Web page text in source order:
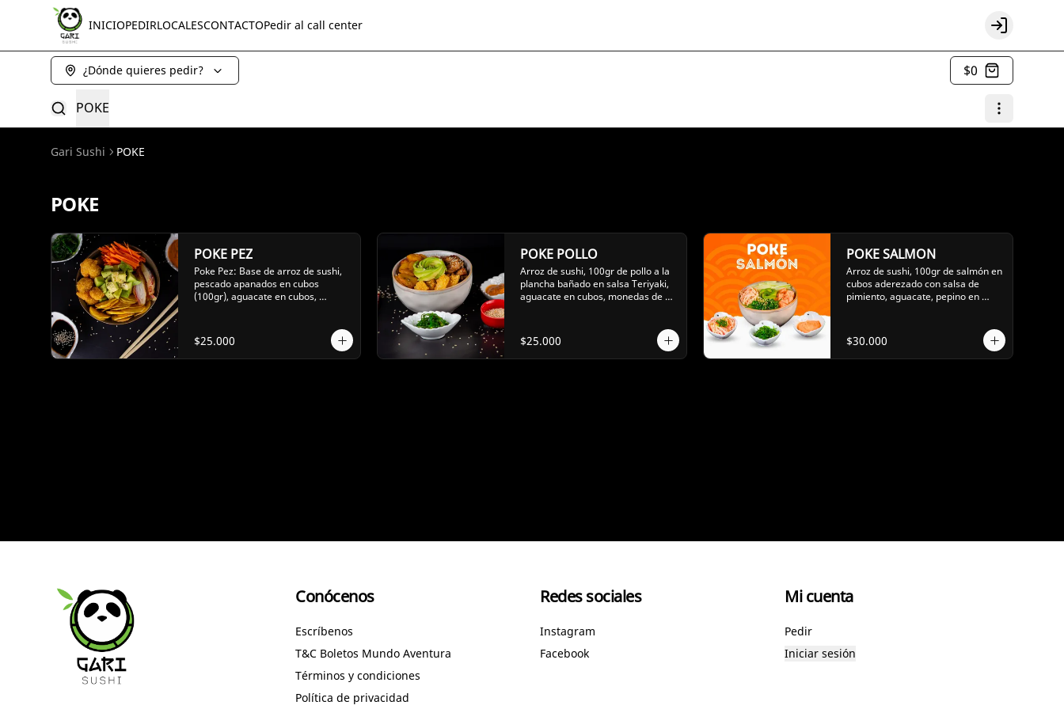
INICIOPEDIRLOCALESCONTACTOPedir al call center Login
¿Dónde quieres pedir? $0
POKE
Gari Sushi POKE
POKE
POKE PEZ
Poke Pez: Base de arroz de sushi,
pescado apanados en cubos
(100gr), aguacate en cubos,
verde
$25.000
POKE POLLO
Arroz de sushi, 100gr de pollo a la
plancha bañado en salsa Teriyaki,
aguacate en cubos, monedas de
$25.000
POKE SALMON
Arroz de sushi, 100gr de salmón en
cubos aderezado con salsa de
pimiento, aguacate, pepino en
$30.000
Conócenos
Escríbenos
T&C Boletos Mundo Aventura
Términos y condiciones
Política de privacidad
Redes sociales
Instagram
Facebook
Mi cuenta
Pedir
Iniciar sesión